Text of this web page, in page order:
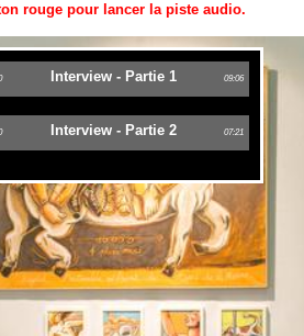
rouge pour lancer la piste audio.